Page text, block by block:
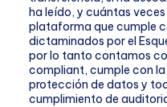
ha leído, y cuántas veces
plataforma que cumple
dictaminados por el
por lo tanto contamos
compliant, cumple con
protección de datos y
cumplimiento de